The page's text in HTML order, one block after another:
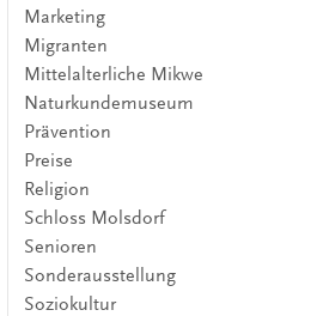
Marketing
Migranten
Mittelalterliche Mikwe
Naturkundemuseum
Prävention
Preise
Religion
Schloss Molsdorf
Senioren
Sonderausstellung
Soziokultur